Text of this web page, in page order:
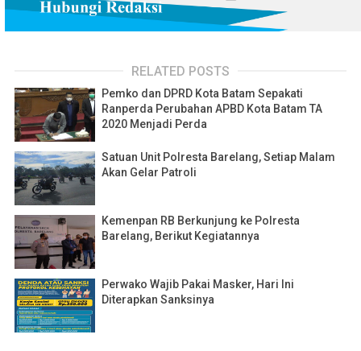
RELATED POSTS
Pemko dan DPRD Kota Batam Sepakati
Ranperda Perubahan APBD Kota Batam TA
2020 Menjadi Perda
Satuan Unit Polresta Barelang, Setiap Malam
Akan Gelar Patroli
Kemenpan RB Berkunjung ke Polresta
Barelang, Berikut Kegiatannya
Perwako Wajib Pakai Masker, Hari Ini
Diterapkan Sanksinya